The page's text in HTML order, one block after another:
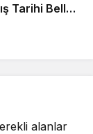
Tarihi Belli
alanlar